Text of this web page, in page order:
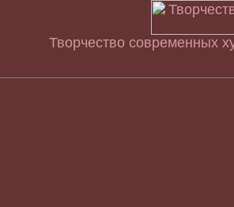
Творчество современных